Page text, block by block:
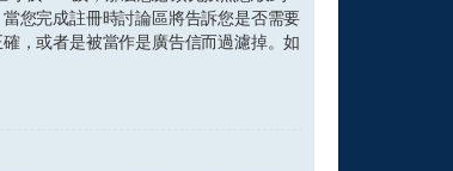
您完成註冊時討論區將告訴您是否需要
，或者是被當作是廣告信而過濾掉。如